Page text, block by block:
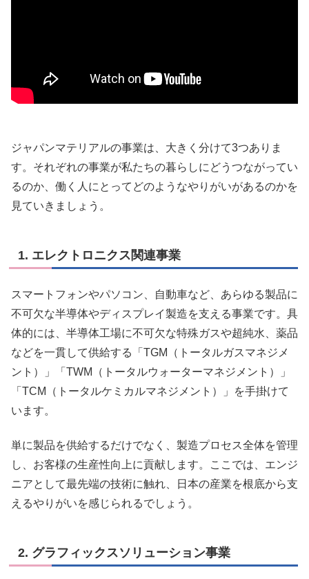
ジャパンマテリアルの事業は、大きく分けて3つありま
す。それぞれの事業が私たちの暮らしにどうつながってい
るのか、働く人にとってどのようなやりがいがあるのかを
見ていきましょう。
1. エレクトロニクス関連事業
スマートフォンやパソコン、自動車など、あらゆる製品に
不可欠な半導体やディスプレイ製造を支える事業です。具
体的には、半導体工場に不可欠な特殊ガスや超純水、薬品
などを一貫して供給する「TGM（トータルガスマネジメ
ント）」「TWM（トータルウォーターマネジメント）」
「TCM（トータルケミカルマネジメント）」を手掛けて
います。
単に製品を供給するだけでなく、製造プロセス全体を管理
し、お客様の生産性向上に貢献します。ここでは、エンジ
ニアとして最先端の技術に触れ、日本の産業を根底から支
えるやりがいを感じられるでしょう。
2. グラフィックスソリューション事業